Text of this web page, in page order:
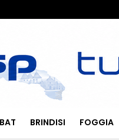
BAT BRINDISI FOGGIA